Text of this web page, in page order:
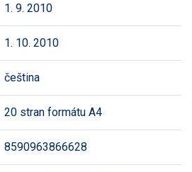
1. 9. 2010
1. 10. 2010
čeština
20 stran formátu A4
8590963866628